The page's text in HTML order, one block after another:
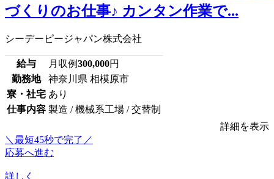
づくりのお仕事♪ カンタン作業で...
シーデーピージャパン株式会社
給与 月収例300,000円
勤務地
神奈川県 相模原市
寮・社宅 あり
仕事内容 製造 / 機械系工場 / 交替制
詳細を表示
＼最短45秒で完了／
応募へ進む
詳しく